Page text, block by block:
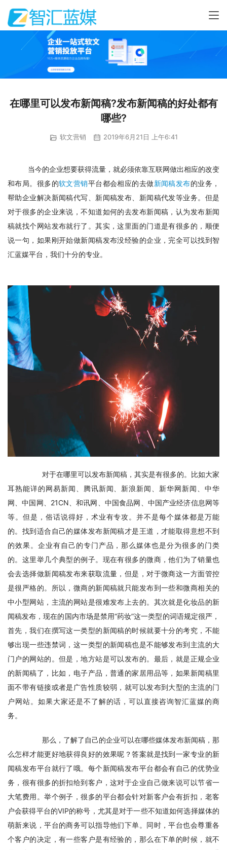
在哪里可以发布新闻稿?发布新闻稿的好处都有
哪些?
软文营销 2019年6月21日 上午6:41
当今的企业想要获得流量，就必须依靠互联网做出相应的改变
和布局。很多的软文营销平台都会相应的去做新闻稿发布的业务，
帮助企业解决新闻稿代写、新闻稿发布、新闻稿代发等业务。但是
对于很多的企业来说，不知道如何的去发布新闻稿，认为发布新闻
稿就找个网站发布就行了。其实，这里面的门道是有很多的，顺便
说一句，如果刚开始做新闻稿发布没经验的企业，完全可以找到智
汇蓝媒平台，我们十分的专业。
对于在哪里可以发布新闻稿，其实是有很多的。比如大家
耳熟能详的网易新闻、腾讯新闻、新浪新闻、新华网新闻、中华
网、中国网、21CN、和讯网、中国食品网、中国产业经济信息网等
等。但是，俗话说得好，术业有专攻。并不是每个媒体都是万能
的。找到适合自己的媒体发布新闻稿才是王道，才能取得意想不到
的效果。企业有自己的专门产品，那么媒体也是分为很多的门类
的。这里举几个典型的例子。现在有很多的微商，他们为了销量也
会去选择做新闻稿发布来获取流量，但是，对于微商这一方面管控
是很严格的。所以，微商的新闻稿就只能发布到一些和微商相关的
中小型网站，主流的网站是很难发布上去的。其次就是化妆品的新
闻稿发布，现在的国内市场是禁用“药妆”这一类型的词语规定很严，
首先，我们在撰写这一类型的新闻稿的时候就要十分的考究，不能
够出现一些违禁词，这一类型的新闻稿也是不能够发布到主流的大
门户的网站的。但是，地方站是可以发布的。最后，就是正规企业
的新闻稿了，比如，电子产品，普通的家居用品等，如果新闻稿里
面不带有链接或者是广告性质较弱，就可以发布到大型的主流的门
户网站。如果大家还是不了解的话，可以直接咨询智汇蓝媒的商
务。
那么，了解了自己的企业可以在哪些媒体发布新闻稿，那
么怎样才能更好地获得良好的效果呢？答案就是找到一家专业的新
闻稿发布平台就行了哦。每个新闻稿发布平台都会有自己的优势业
务，很有很多的折扣给到客户，这对于企业自己做来说可以节省一
大笔费用。举个例子，很多的平台都会针对新客户会有折扣，老客
户会获得平台的VIP的称号，尤其是对于一些不知道如何选择媒体的
萌新来说，平台的商务可以指导他们下单。同时，平台也会尊重各
个客户的决定，有一些客户是有经验的，那么在下单的时候，就不